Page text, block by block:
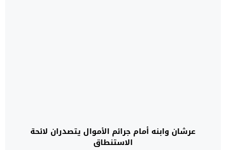
عرشان وابنه أمام جرائم الأموال يتصدران لائحة
الاستنطاق